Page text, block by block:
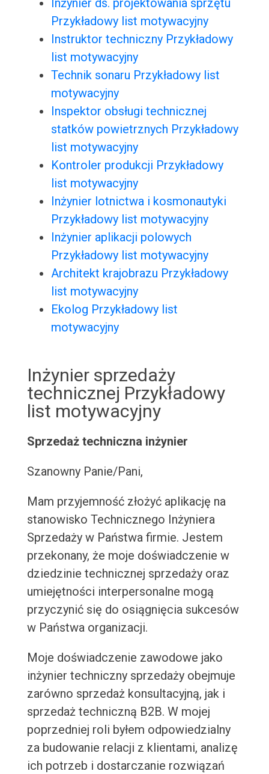
Inżynier ds. projektowania sprzętu
Przykładowy list motywacyjny
Instruktor techniczny Przykładowy
list motywacyjny
Technik sonaru Przykładowy list
motywacyjny
Inspektor obsługi technicznej
statków powietrznych Przykładowy
list motywacyjny
Kontroler produkcji Przykładowy
list motywacyjny
Inżynier lotnictwa i kosmonautyki
Przykładowy list motywacyjny
Inżynier aplikacji polowych
Przykładowy list motywacyjny
Architekt krajobrazu Przykładowy
list motywacyjny
Ekolog Przykładowy list
motywacyjny
Inżynier sprzedaży
technicznej Przykładowy
list motywacyjny
Sprzedaż techniczna inżynier
Szanowny Panie/Pani,
Mam przyjemność złożyć aplikację na
stanowisko Technicznego Inżyniera
Sprzedaży w Państwa firmie. Jestem
przekonany, że moje doświadczenie w
dziedzinie technicznej sprzedaży oraz
umiejętności interpersonalne mogą
przyczynić się do osiągnięcia sukcesów
w Państwa organizacji.
Moje doświadczenie zawodowe jako
inżynier techniczny sprzedaży obejmuje
zarówno sprzedaż konsultacyjną, jak i
sprzedaż techniczną B2B. W mojej
poprzedniej roli byłem odpowiedzialny
za budowanie relacji z klientami, analizę
ich potrzeb i dostarczanie rozwiązań